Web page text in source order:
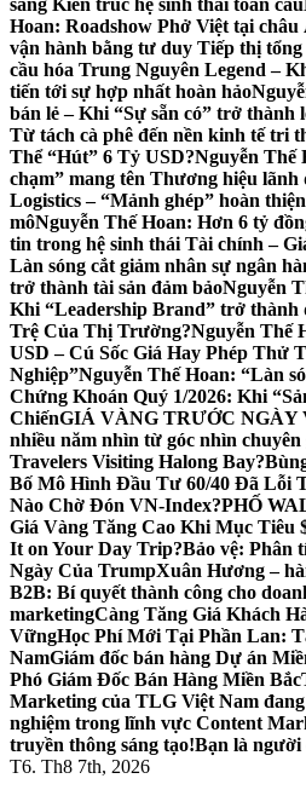
sang Kiến trúc hệ sinh thái toàn cầu
Hoan: Roadshow Phở Việt tại
vận hành bằng tư duy Tiếp thị tổng
cầu hóa Trung Nguyên Legend –
tiến tới sự hợp nhất hoàn hảo
bán lẻ – Khi “Sự sẵn có” trở thành
Từ tách cà phê đến nền kinh tế tri
Thể “Hút” 6 Tỷ USD?Nguyễn Thế
chạm” mang tên Thương hiệu lãnh
Logistics – “Mảnh ghép” hoàn
môNguyễn Thế Hoan: Hơn 6 tỷ
tin trong hệ sinh thái Tài chính –
Làn sóng cắt giảm nhân sự ngân
trở thành tài sản đảm bảoNguyễn
Khi “Leadership Brand” trở
Trệ Của Thị Trường?Nguyễn Thế
USD – Cú Sốc Giá Hay Phép Thử
Nghiệp”Nguyễn Thế Hoan: “Làn
Chứng Khoán Quý 1/2026: Khi
ChiếnGIÁ VÀNG TRƯỚC
nhiều năm nhìn từ góc nhìn chuyên
Travelers Visiting Halong Bay?
Bố Mô Hình Đầu Tư 60/40 Đã Lỗi
Nào Chờ Đón VN-Index?PHỐ
Giá Vàng Tăng Cao Khi Mục Tiêu
It on Your Day Trip?Bảo vệ: Phân
Ngày Của TrumpXuân Hương –
B2B: Bí quyết thành công cho
marketingCàng Tăng Giá Khách
VữngHọc Phí Mới Tại Phần Lan:
NamGiám đốc bán hàng Dự án
Phó Giám Đốc Bán Hàng Miền Bắc
Marketing của TLG Việt Nam
nghiệm trong lĩnh vực Content
truyền thông sáng tạo!Bạn là người
T6. Th8 7th, 2026